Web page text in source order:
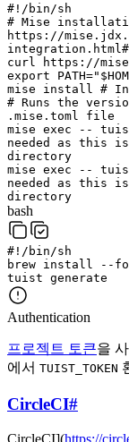
#!/bin/sh
# Mise
https://
curl
https://
export
PATH=" $
mise
install
#
# Runs the
.mise.toml file
mise exec --
needed as this
directory
mise exec --
needed as this
directory
bash
#!/bin/sh
brew install --
tuist generate
Authentication
프로젝트 토큰을
에서 TUIST_TOKEN
CircleCI#